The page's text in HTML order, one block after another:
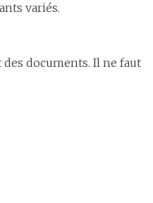
variés.
documents. Il ne faut